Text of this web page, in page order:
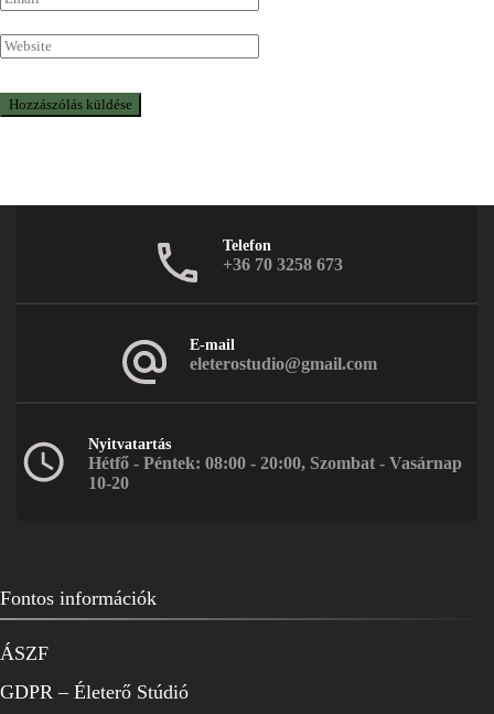
Telefon
+36 70 3258 673
E-mail
eleterostudio@gmail.com
Nyitvatartás
Hétfő - Péntek: 08:00 - 20:00, Szombat - Vasárnap
10-20
Fontos információk
ÁSZF
GDPR – Életerő Stúdió